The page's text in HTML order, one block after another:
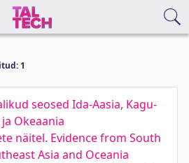
1
seosed Ida-Aasia, Kagu-
Okeaania
näitel. Evidence from South
Asia and Oceania